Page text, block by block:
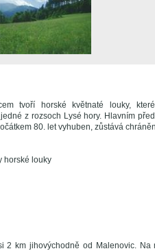
tvoří horské květnaté louky,
z rozsoch Lysé hory. Hlavním
80. let vyhuben, zůstává
horské louky
2 km jihovýchodně od Malenovic.